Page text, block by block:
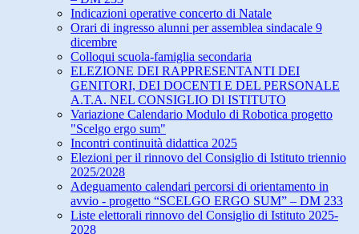
Indicazioni operative concerto di Natale
Orari di ingresso alunni per assemblea sindacale 9
dicembre
Colloqui scuola-famiglia secondaria
ELEZIONE DEI RAPPRESENTANTI DEI
GENITORI, DEI DOCENTI E DEL PERSONALE
A.T.A. NEL CONSIGLIO Dl ISTITUTO
Variazione Calendario Modulo di Robotica progetto
"Scelgo ergo sum"
Incontri continuità didattica 2025
Elezioni per il rinnovo del Consiglio di Istituto triennio
2025/2028
Adeguamento calendari percorsi di orientamento in
avvio - progetto “SCELGO ERGO SUM” – DM 233
Liste elettorali rinnovo del Consiglio di Istituto 2025-
2028